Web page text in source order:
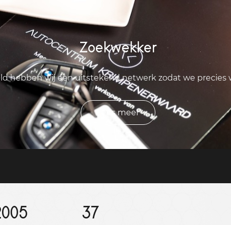
Zoekwekker
hebben wij een uitstekend netwerk zodat we
Lees meer
37